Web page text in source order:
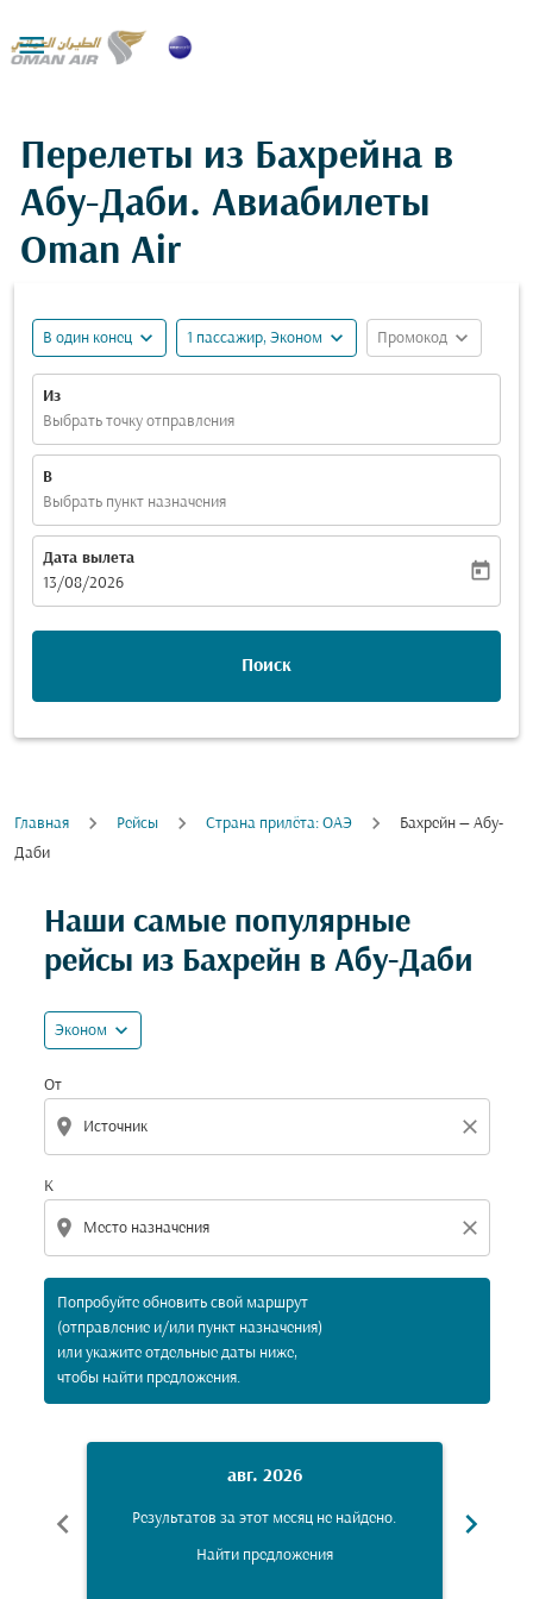

Перелеты из Бахрейна в
Абу-Даби. Авиабилеты
Oman Air
В один конец expand_more 1 пассажир, Эконом expand_more Промокод expand_more
Из
Выбрать точку отправления
В
Выбрать пункт назначения
Дата вылета
fc-booking-departure-date-aria-label
13/08/2026
today
Поиск
Главная Рейсы Cтрана прилёта: ОАЭ
Бахрейн — Абу-
Даби
Наши самые популярные
рейсы из Бахрейн в Абу-Даби
Эконом expand_more
От
location_on close
К
location_on close
Попробуйте обновить свой маршрут
(отправление и/или пункт назначения)
или укажите отдельные даты ниже,
чтобы найти предложения.
Попробуйте обновить свой маршрут
chevron_left
авг. 2026
Результатов за этот месяц не найдено.
Найти предложения
chevron_right